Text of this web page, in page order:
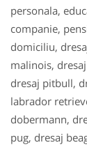
personala,
companie,
domiciliu,
malinois,
dresaj pitbull,
labrador
dobermann,
pug, dresaj